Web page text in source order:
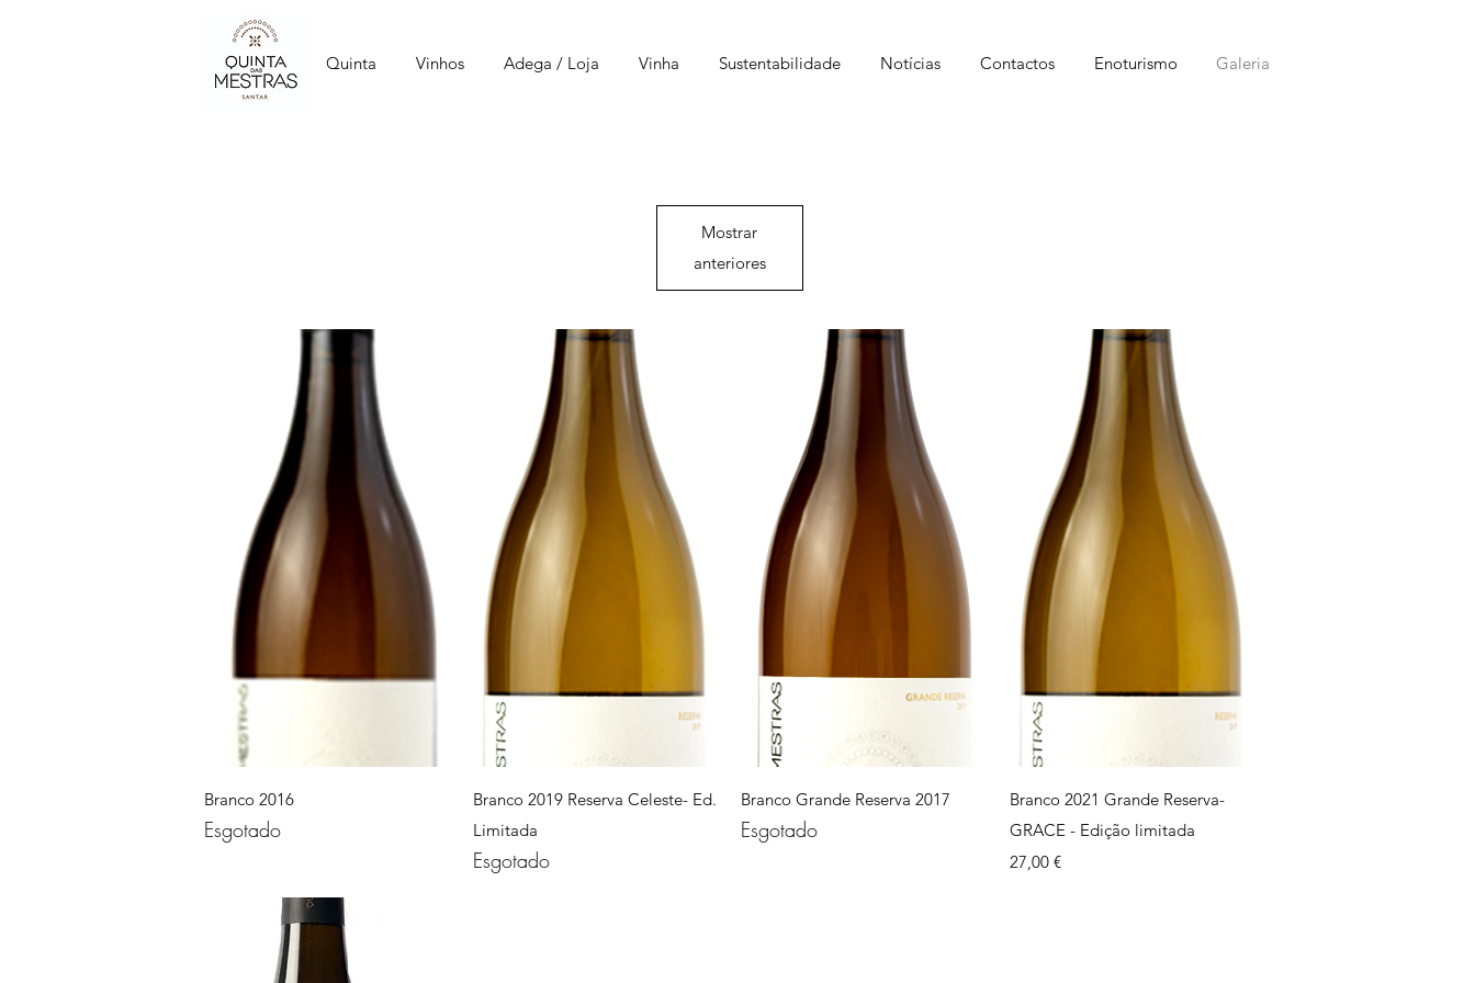
Quinta Vinhos Adega / Loja Vinha Sustentabilidade Notícias Contactos Enoturismo Galeria
Mostrar
anteriores
Visualização rápida
Branco 2016
Esgotado
Visualização rápida
Branco 2019 Reserva Celeste- Ed.
Limitada
Esgotado
Visualização rápida
Branco Grande Reserva 2017
Esgotado
Visualização rápida
Branco 2021 Grande Reserva-
GRACE - Edição limitada
Preço
27,00 €